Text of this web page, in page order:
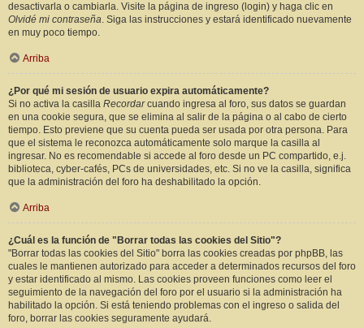
desactivarla o cambiarla. Visite la página de ingreso (login) y haga clic en
Olvidé mi contraseña. Siga las instrucciones y estará identificado nuevamente
en muy poco tiempo.
Arriba
¿Por qué mi sesión de usuario expira automáticamente?
Si no activa la casilla Recordarcuando ingresa al foro, sus datos se guardan
en una cookie segura, que se elimina al salir de la página o al cabo de cierto
tiempo. Esto previene que su cuenta pueda ser usada por otra persona. Para
que el sistema le reconozca automáticamente solo marque la casilla al
ingresar. No es recomendable si accede al foro desde un PC compartido, e.j.
biblioteca, cyber-cafés, PCs de universidades, etc. Si no ve la casilla, significa
que la administración del foro ha deshabilitado la opción.
Arriba
¿Cuál es la función de "Borrar todas las cookies del Sitio"?
"Borrar todas las cookies del Sitio" borra las cookies creadas por phpBB, las
cuales le mantienen autorizado para acceder a determinados recursos del foro
y estar identificado al mismo. Las cookies proveen funciones como leer el
seguimiento de la navegación del foro por el usuario si la administración ha
habilitado la opción. Si está teniendo problemas con el ingreso o salida del
foro, borrar las cookies seguramente ayudará.